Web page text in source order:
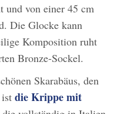
und von einer 45 cm
Die Glocke kann
Komposition ruht
Bronze-Sockel.
Skarabäus, den
die Krippe mit